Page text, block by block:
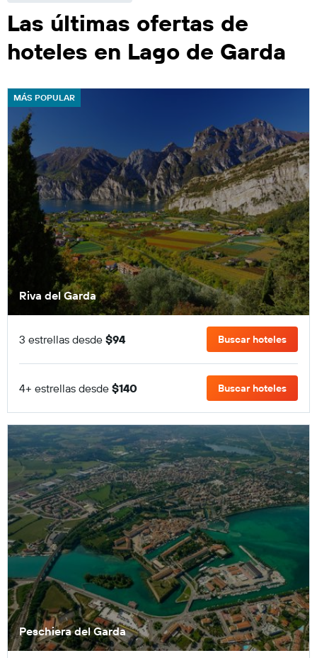
Las últimas ofertas de
hoteles en Lago de Garda
MÁS POPULAR
Riva del Garda
3 estrellas desde $94 Buscar hoteles
4+ estrellas desde $140 Buscar hoteles
Peschiera del Garda